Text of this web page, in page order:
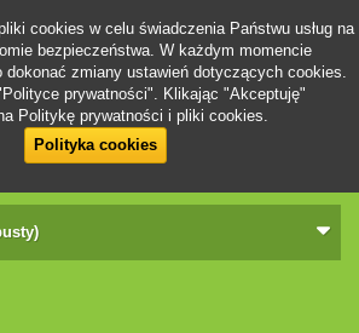
cookies w celu świadczenia Państwu usług na
bezpieczeństwa. W każdym momencie
dokonać zmiany ustawień dotyczących cookies.
prywatności". Klikając "Akceptuję"
Politykę prywatności i pliki cookies.
Polityka cookies